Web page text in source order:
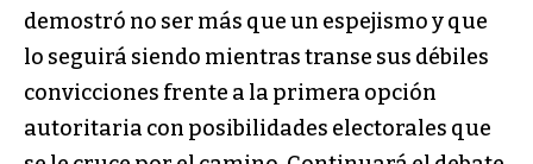
demostró no ser más que un espejismo y que
lo seguirá siendo mientras transe sus débiles
convicciones frente a la primera opción
autoritaria con posibilidades electorales que